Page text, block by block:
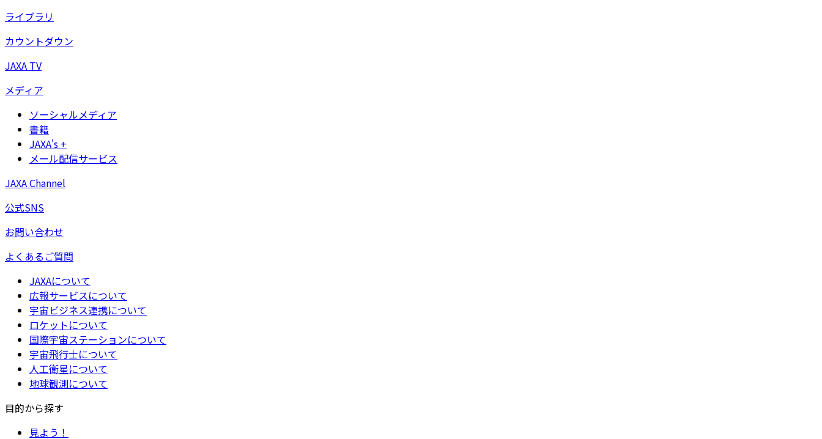
ライブラリ
カウントダウン
JAXA TV
メディア
ソーシャルメディア
書籍
JAXA's +
メール配信サービス
JAXA Channel
公式SNS
お問い合わせ
よくあるご質問
JAXAについて
広報サービスについて
宇宙ビジネス連携について
ロケットについて
国際宇宙ステーションについて
宇宙飛行士について
人工衛星について
地球観測について
目的から探す
見よう！